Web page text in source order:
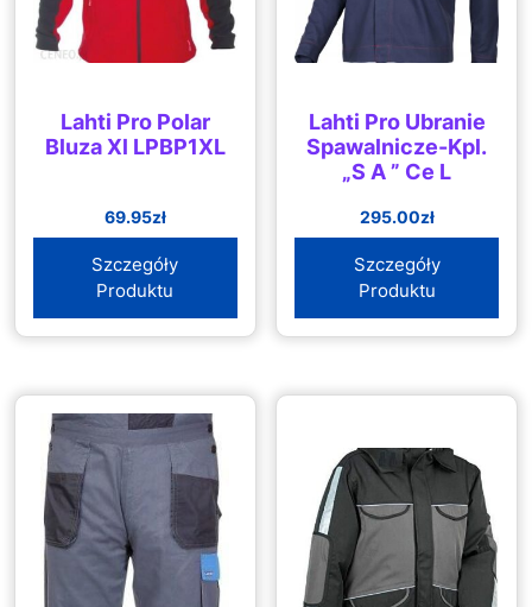
Lahti Pro Polar
Bluza Xl LPBP1XL
69.95zł
Szczegóły
Produktu
Lahti Pro Ubranie
Spawalnicze-Kpl.
„S A ” Ce L
295.00zł
Szczegóły
Produktu